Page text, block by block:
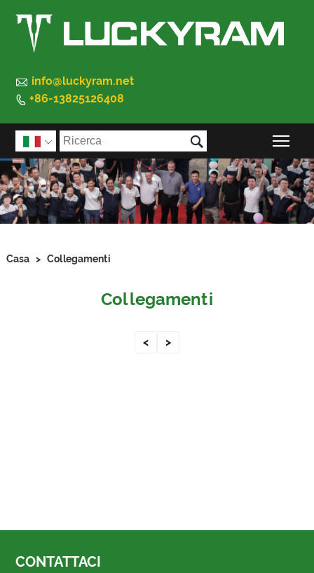
 info@luckyram.net
 +86-13825126408
 
Casa > Collegamenti
Collegamenti
< >
CONTATTACI